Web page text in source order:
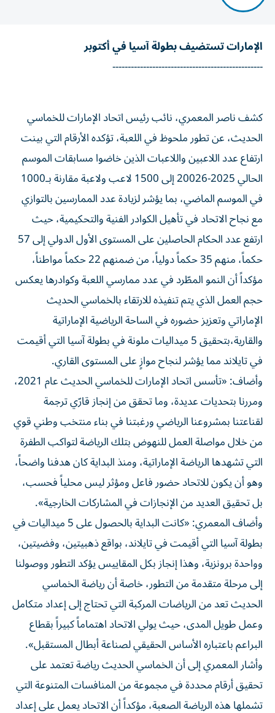
الإمارات تستضيف بطولة آسيا في أكتوبر
-------------------------------------------------
كشف ناصر المعمري، نائب رئيس اتحاد الإمارات للخماسي
الحديث، عن تطور ملحوظ في اللعبة، تؤكده الأرقام التي بينت
ارتفاع عدد اللاعبين واللاعبات الذين خاضوا مسابقات الموسم
الحالي 2025-20026 إلى 1500 لاعب ولاعبة مقارنة بـ1000
في الموسم الماضي، بما يؤشر لزيادة عدد الممارسين بالتوازي
مع نجاح الاتحاد في تأهيل الكوادر الفنية والتحكيمية، حيث
ارتفع عدد الحكام الحاصلين على المستوى الأول الدولي إلى 57
حكماً، منهم 35 حكماً دولياً، من ضمنهم 22 حكماً مواطناً،
مؤكداً أن النمو المطّرد في عدد ممارسي اللعبة وكوادرها يعكس
حجم العمل الذي يتم تنفيذه للارتقاء بالخماسي الحديث
الإماراتي وتعزيز حضوره في الساحة الرياضية الإماراتية
والقارية،بتحقيق 5 ميداليات ملونة في بطولة آسيا التي أقيمت
في تايلاند مما يؤشر لنجاح موازٍ على المستوى القاري.
وأضاف: «تأسس اتحاد الإمارات للخماسي الحديث عام 2021،
ومررنا بتحديات عديدة، وما تحقق من إنجاز قارّي ترجمة
لقناعتنا بمشروعنا الرياضي ورغبتنا في بناء منتخب وطني قوي
من خلال مواصلة العمل للنهوض بتلك الرياضة لتواكب الطفرة
التي تشهدها الرياضة الإماراتية، ومنذ البداية كان هدفنا واضحاً،
وهو أن يكون للاتحاد حضور فاعل ومؤثر ليس محلياً فحسب،
بل تحقيق العديد من الإنجازات في المشاركات الخارجية».
وأضاف المعمري: «كانت البداية بالحصول على 5 ميداليات في
بطولة آسيا التي أقيمت في تايلاند، بواقع ذهبيتين، وفضيتين،
وواحدة برونزية، وهذا إنجاز بكل المقاييس يؤكد التطور ووصولنا
إلى مرحلة متقدمة من التطور، خاصة أن رياضة الخماسي
الحديث تعد من الرياضات المركبة التي تحتاج إلى إعداد متكامل
وعمل طويل المدى، حيث يولي الاتحاد اهتماماً كبيراً بقطاع
البراعم باعتباره الأساس الحقيقي لصناعة أبطال المستقبل».
وأشار المعمري إلى أن الخماسي الحديث رياضة تعتمد على
تحقيق أرقام محددة في مجموعة من المنافسات المتنوعة التي
تشملها هذه الرياضة الصعبة، مؤكداً أن الاتحاد يعمل على إعداد